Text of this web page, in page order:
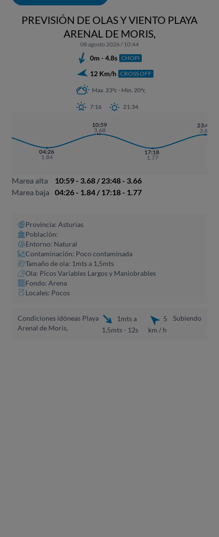
PREVISIÓN DE OLAS Y VIENTO PLAYA
ARENAL DE MORIS,
08 agosto 2026 / 10:44
0m - 4.8s CHOPI
12 Km/h CROSS OFF
Max. 23ºc - Min. 20ºc
7:16 21:34
04:26
1.84
10:59
3.68
17:18
1.77
23:48
3.66
Marea alta
10:59 - 3.68 / 23:48 - 3.66
Marea baja
04:26 - 1.84 / 17:18 - 1.77
Provincia: Asturias
Población:
Entorno: Natural
Contaminación: Poco contaminada
Tamaño de ola: 1mts a 1,5mts
Ola: Picos Variables Largos y Maniobrables
Fondo: Arena
Locales: Pocos
Condiciones idóneas Playa
Arenal de Moris,
1mts a
1,5mts - 12s
5
km / h
Subiendo